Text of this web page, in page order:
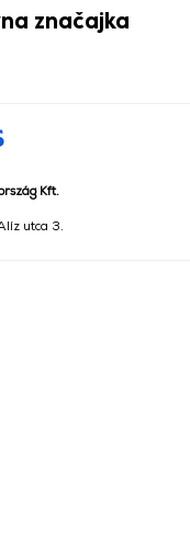
značajka
Kft.
utca 3.